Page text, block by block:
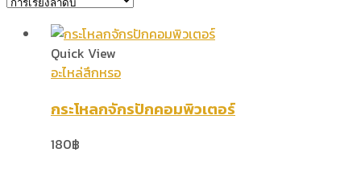
Quick View
อะไหล่สึกหรอ
กระโหลกจักรปักคอมพิวเตอร์
180฿